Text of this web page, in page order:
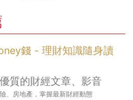
錢 - 理財知識隨身讀
質的財經文章、影音
、房地產，掌握最新財經動態